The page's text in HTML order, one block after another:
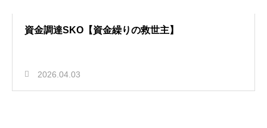
資金調達SKO【資金繰りの救世主】
2026.04.03